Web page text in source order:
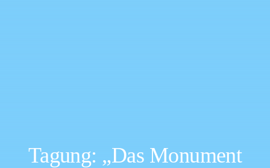
Tagung: „Das Monument